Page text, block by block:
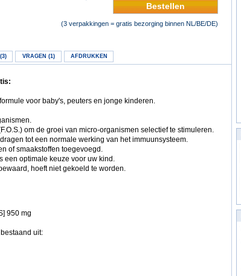
Bestellen
(3 verpakkingen = gratis bezorging binnen NL/BE/DE)
VRAGEN (1) AFDRUKKEN
voor baby's, peuters en jonge kinderen.
om de groei van micro-organismen selectief te stimuleren.
tot een normale werking van het immuunsysteem.
of smaakstoffen toegevoegd.
een optimale keuze voor uw kind.
hoeft niet gekoeld te worden.
950 mg
uit: